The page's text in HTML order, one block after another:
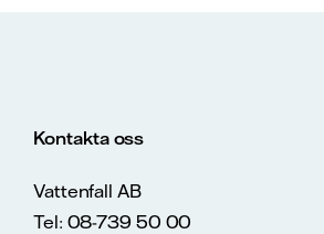
Kontakta oss
Vattenfall AB
Tel: 08-739 50 00